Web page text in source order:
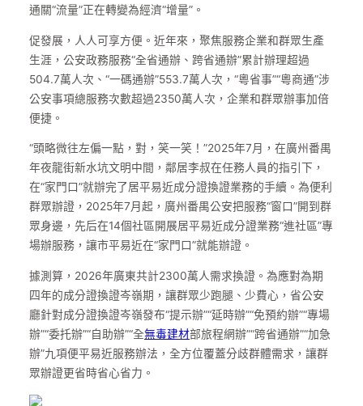
通關“流量”正在轉變為經濟“增量”。
促發展，人人可享方便。近年來，聚焦服務企業和群眾生產
生涯，公安政務服務“全省通辦、跨省通辦”累計辦理超過
504.7萬人次、“一碼通辦”553.7萬人次，“粵省事”“粵商通”涉
公安事項總服務次數超過2350萬人次，企業和群眾辦事加倍
便捷。
“頭略微往左偏一點，對，笑一笑！”2025年7月，在廣州番禺
年夜龍街新水坑文明中間，鄰居李叔在任務人員的指引下，
在“家門口”就辦完了居平易近成分證換證業務的手續。為便利
群眾辦證，2025年7月起，廣州番禺公安把服務“窗口”開到群
眾身邊，先后在14個社區開展居平易近成分證業務“進社區”專
場辦服務，讓市平易近在“家門口”就能辦證。
據測算，2026年廣東共計2300萬人需求換證。為應對為期
四年的成分證換證岑嶺期，讓群眾少跑腿、少費心，省公安
廳針對成分證換證岑嶺發布“提示辦”“延時辦”“免預約辦”“專場
辦”“委托辦”“自助辦”“全無毒建材部旅程網辦”“跨省通辦”“加急
辦”九項便平易近服務辦法，全方位覆蓋分歧群體需求，讓群
眾辦證更省時省心省力。